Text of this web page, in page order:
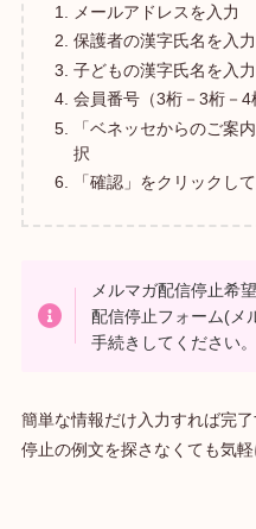
メールアドレスを入力
保護者の漢字氏名を入力
子どもの漢字氏名を入力
会員番号（3桁－3桁－4
「ベネッセからのご案
択
「確認」をクリックし
メルマガ配信停止希
配信停止フォーム(メ
手続きしてください。
簡単な情報だけ入力すれば完
停止の例文を探さなくても気軽